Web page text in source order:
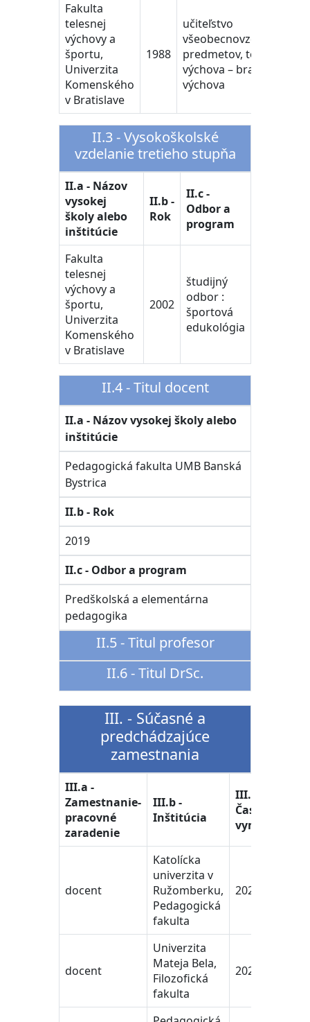
Fakulta
telesnej
výchovy a
športu,
Univerzita
Komenského
v Bratislave
1988
učiteľstvo
všeobecnovzdelávacích
predmetov, telesná
výchova – branná
výchova
II.3 - Vysokoškolské
vzdelanie tretieho stupňa
II.a - Názov
vysokej
školy alebo
inštitúcie
II.b -
Rok
II.c -
Odbor a
program
Fakulta
telesnej
výchovy a
športu,
Univerzita
Komenského
v Bratislave
2002
študijný
odbor :
športová
edukológia
II.4 - Titul docent
II.a - Názov vysokej školy alebo
inštitúcie
Pedagogická fakulta UMB Banská
Bystrica
II.b - Rok
2019
II.c - Odbor a program
Predškolská a elementárna
pedagogika
II.5 - Titul profesor
II.6 - Titul DrSc.
III. - Súčasné a
predchádzajúce
zamestnania
III.a -
Zamestnanie-
pracovné
zaradenie
III.b -
Inštitúcia
III.c -
Časové
vymedzenie
docent
Katolícka
univerzita v
Ružomberku,
Pedagogická
fakulta
2022 - 2027
docent
Univerzita
Mateja Bela,
Filozofická
fakulta
2020 - 2022